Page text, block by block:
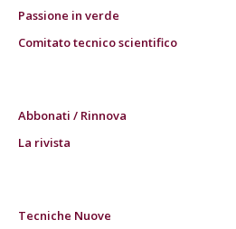
Passione in verde
Comitato tecnico scientifico
Abbonati / Rinnova
La rivista
Tecniche Nuove